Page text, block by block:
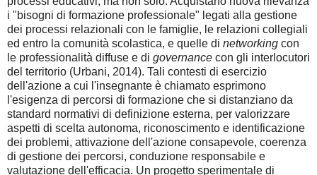
i "bisogni di formazione professionale" legati alla gestione
dei processi relazionali con le famiglie, le relazioni collegiali
ed entro la comunità scolastica, e quelle di networking con
le professionalità diffuse e di governance con gli interlocutori
del territorio (Urbani, 2014). Tali contesti di esercizio
dell'azione a cui l'insegnante è chiamato esprimono
l'esigenza di percorsi di formazione che si distanziano da
standard normativi di definizione esterna, per valorizzare
aspetti di scelta autonoma, riconoscimento e identificazione
dei problemi, attivazione dell'azione consapevole, coerenza
di gestione dei percorsi, conduzione responsabile e
valutazione dell'efficacia. Un progetto sperimentale di